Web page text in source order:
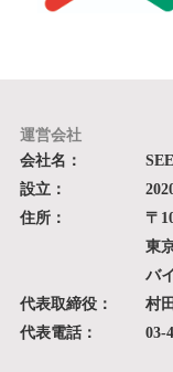
運営会社
会社名：
設立：
住所：
〒
東
バ
代表取締役：
村
代表電話：
03-